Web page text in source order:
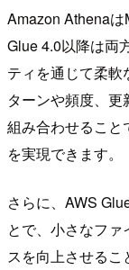
Amazon Athena
Glue 4.0以降は両
ティを通じて柔
ターンや頻度、
組み合わせること
を実現できます。
さらに、AWS
とで、小さなフ
スを向上させる